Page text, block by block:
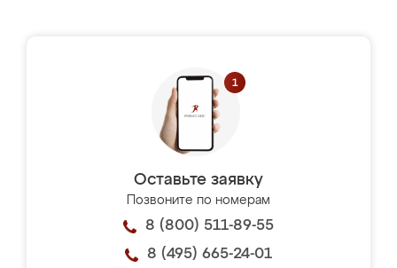
Оставьте заявку
Позвоните по номерам
8 (800) 511-89-55
8 (495) 665-24-01